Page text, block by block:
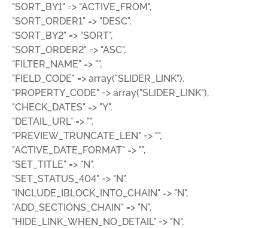
"SORT_BY1" => "ACTIVE_FROM",
"SORT_ORDER1" => "DESC",
"SORT_BY2" => "SORT",
"SORT_ORDER2" => "ASC",
"FILTER_NAME" => "",
"FIELD_CODE" => array("SLIDER_LINK"),
"PROPERTY_CODE" => array("SLIDER_LINK"),
"CHECK_DATES" => "Y",
"DETAIL_URL" => "",
"PREVIEW_TRUNCATE_LEN" => "",
"ACTIVE_DATE_FORMAT" => "",
"SET_TITLE" => "N",
"SET_STATUS_404" => "N",
"INCLUDE_IBLOCK_INTO_CHAIN" => "N",
"ADD_SECTIONS_CHAIN" => "N",
"HIDE_LINK_WHEN_NO_DETAIL" => "N",